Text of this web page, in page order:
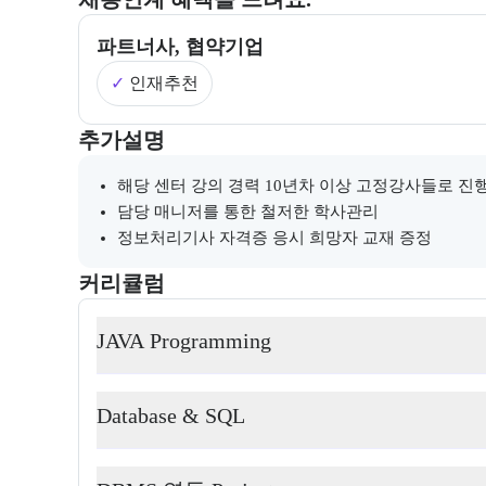
파트너사, 협약기업
✓ 인재추천
추가설명
부트캠프와 관련된 추가 안내 및 참고 사항을 제공한다.
해당 센터 강의 경력 10년차 이상 고정강사들로 진
담당 매니저를 통한 철저한 학사관리
정보처리기사 자격증 응시 희망자 교재 증정
커리큘럼
교육과정의 커리큘럼 정보를 안내한다.
커리큘럼
JAVA Programming
Database & SQL